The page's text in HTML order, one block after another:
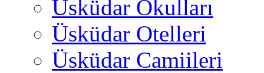
Üsküdar Okulları
Üsküdar Otelleri
Üsküdar Camiileri